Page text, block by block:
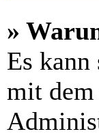
»
Es kann
mit dem